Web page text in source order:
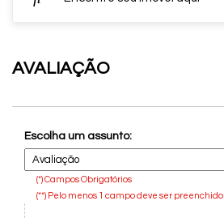
AVALIAÇÃO
Escolha um assunto:
(*) Campos Obrigatórios
(**) Pelo menos 1 campo deve ser preenchido